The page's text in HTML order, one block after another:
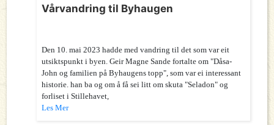
Vårvandring til Byhaugen
Den 10. mai 2023 hadde med vandring til det som var eit
utsiktspunkt i byen. Geir Magne Sande fortalte om "Dåsa-
John og familien på Byhaugens topp", som var ei interessant
historie. han ba og om å få sei litt om skuta "Seladon" og
forliset i Stillehavet,
Les Mer